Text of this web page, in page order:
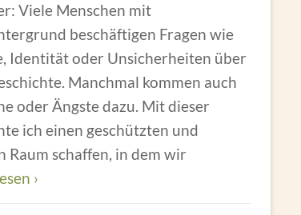
Viele Menschen mit
beschäftigen Fragen wie
Identität oder Unsicherheiten über
Manchmal kommen auch
oder Ängste dazu. Mit dieser
ich einen geschützten und
Raum schaffen, in dem wir
›